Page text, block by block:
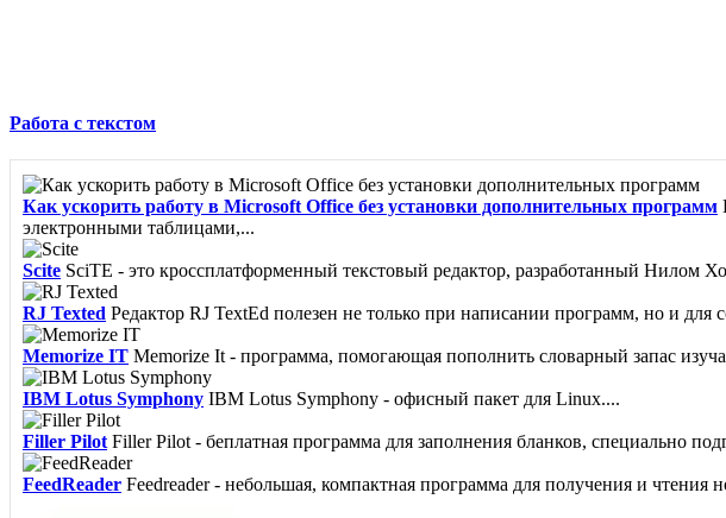
Работа с текстом
Как ускорить работу в Microsoft Office без установки дополнительных программ
электронными таблицами,...
Scite SciTE - это кроссплатформенный текстовый редактор, разработанный Нилом
RJ Texted Редактор RJ TextEd полезен не только при написании программ, но и для
Memorize IT Memorize It - программа, помогающая пополнить словарный запас
IBM Lotus Symphony IBM Lotus Symphony - офисный пакет для Linux....
Filler Pilot Filler Pilot - беплатная программа для заполнения бланков, специально
FeedReader Feedreader - небольшая, компактная программа для получения и чтения